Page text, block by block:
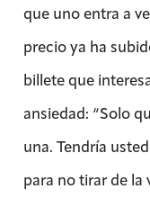
que uno entra a
precio ya ha
billete que
ansiedad: “Solo
una. Tendría
para no tirar de la